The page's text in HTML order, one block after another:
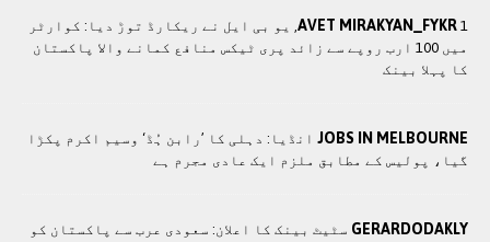
AVET MIRAKYAN_FYKR1, یو بی ایل نے ریکارڈ توڑ دیا: کوارٹر
میں 100 ارب روپے سے زائد پری ٹیکس منافع کمانے والا پاکستان
کا پہلا بینک
JOBS IN MELBOURNE انڈیا: دہلی کا ’رابن ہُڈ‘ وسیم اکرم پکڑا
گیا، پولیس کے مطابق ملزم ایک عادی مجرم ہے
GERARDODAKLY سٹیٹ بینک کا اعلان: سعودی عرب سے پاکستان کو